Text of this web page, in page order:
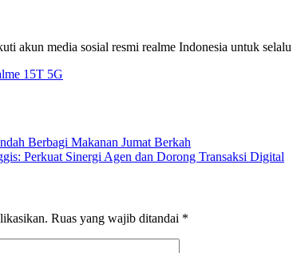
akun media sosial resmi realme Indonesia untuk
15T 5G
Berbagi Makanan Jumat Berkah
Perkuat Sinergi Agen dan Dorong Transaksi Digital
Ruas yang wajib ditandai *